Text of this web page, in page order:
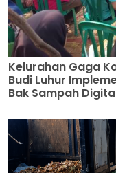
Kelurahan Gaga
Budi Luhur
Bak Sampah